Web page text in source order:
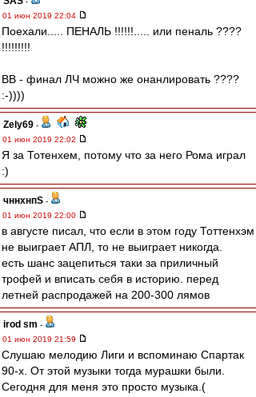
01 июн 2019 22:04
Поехали..... ПЕНАЛЬ !!!!!!..... или пеналь ????
!!!!!!!!!
ВВ - финал ЛЧ можно же онанлировать ????
:-))))
Zely69 -
01 июн 2019 22:02
Я за Тотенхем, потому что за него Рома играл
:)
чннхнпS -
01 июн 2019 22:00
в августе писал, что если в этом году Тоттенхэм
не выиграет АПЛ, то не выиграет никогда.
есть шанс зацепиться таки за приличный
трофей и вписать себя в историю. перед
летней распродажей на 200-300 лямов
irod sm -
01 июн 2019 21:59
Слушаю мелодию Лиги и вспоминаю Спартак
90-х. От этой музыки тогда мурашки были.
Сегодня для меня это просто музыка.(